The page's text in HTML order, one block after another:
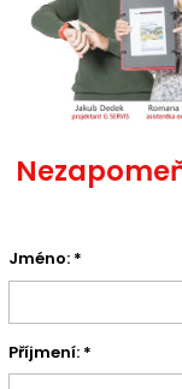
Jméno: *
Příjmení: *